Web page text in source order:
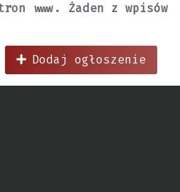
www. Żaden z wpisów
Dodaj ogłoszenie